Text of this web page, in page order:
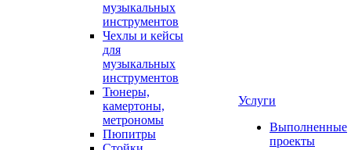
музыкальных
инструментов
Чехлы и кейсы
для
музыкальных
инструментов
Тюнеры,
камертоны,
метрономы
Пюпитры
Услуги
Выполненные
проекты